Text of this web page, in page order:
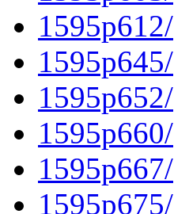
1595p612/
1595p645/
1595p652/
1595p660/
1595p667/
1595p675/